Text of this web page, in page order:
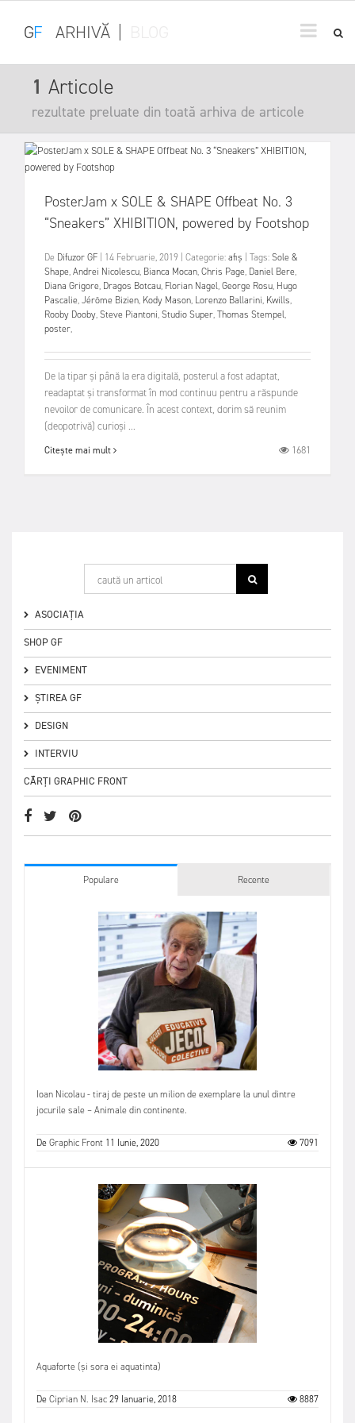
GF ARHIVĂ
1 Articole
rezultate preluate din toată arhiva de articole
PosterJam x SOLE & SHAPE Offbeat No. 3
“Sneakers” XHIBITION, powered by Footshop
De Difuzor GF 14 Februarie, 2019 Categorie:afiș Tags:Sole &
Shape,Andrei Nicolescu, Bianca Mocan,Chris Page, Daniel Bere,
Diana Grigore, Dragos Botcau, Florian Nagel,George Rosu, Hugo
Pascalie,Jérôme Bizien, Kody Mason, Lorenzo Ballarini, Kwills,
Rooby Dooby,Steve Piantoni,Studio Super,Thomas Stempel,
poster,
De la tipar şi până la era digitală, posterul a fost adaptat,
readaptat şi transformat în mod continuu pentru a răspunde
nevoilor de comunicare. În acest context, dorim să reunim
(deopotrivă) curioşi ...
Citește mai mult 1681
ASOCIAȚIA
SHOP GF
EVENIMENT
ȘTIREA GF
DESIGN
INTERVIU
CĂRȚI GRAPHIC FRONT
Populare Recente
Ioan Nicolau - tiraj de peste un milion de exemplare la unul dintre
jocurile sale – Animale din continente.
DeGraphic Front 11 Iunie, 2020 7091
Aquaforte (și sora ei aquatinta)
DeCiprian N. Isac29 Ianuarie, 2018 8887